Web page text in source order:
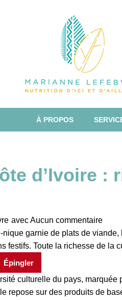
À PROPOS
d’Ivoire :
avecAucun commentaire
Épingler
culturelle du pays,
repose sur des produits de